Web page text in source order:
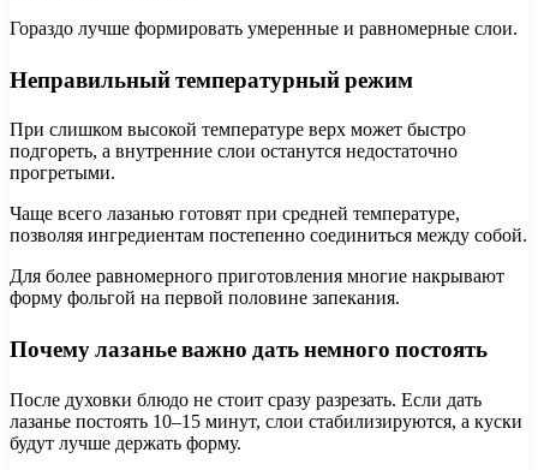
Гораздо лучше формировать умеренные и равномерные слои.
Неправильный температурный режим
При слишком высокой температуре верх может быстро
подгореть, а внутренние слои останутся недостаточно
прогретыми.
Чаще всего лазанью готовят при средней температуре,
позволяя ингредиентам постепенно соединиться между собой.
Для более равномерного приготовления многие накрывают
форму фольгой на первой половине запекания.
Почему лазанье важно дать немного постоять
После духовки блюдо не стоит сразу разрезать. Если дать
лазанье постоять 10–15 минут, слои стабилизируются, а куски
будут лучше держать форму.